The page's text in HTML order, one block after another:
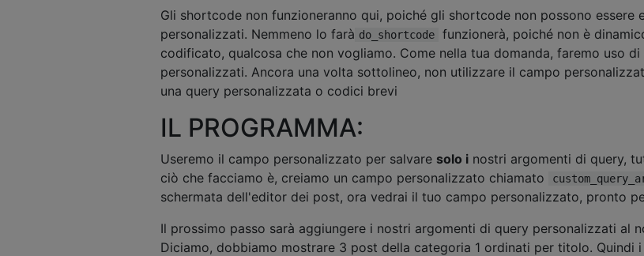
Gli shortcode non funzioneranno qui, poiché gli shortcode non possono essere
personalizzati. Nemmeno lo farà do_shortcode
funzionerà, poiché non è
codificato, qualcosa che non vogliamo. Come nella tua domanda, faremo uso di
personalizzati. Ancora una volta sottolineo, non utilizzare il campo
una query personalizzata o codici brevi
IL PROGRAMMA:
Useremo il campo personalizzato per salvare solo i nostri argomenti di query,
ciò che facciamo è, creiamo un campo personalizzato chiamato
schermata dell'editor dei post, ora vedrai il tuo campo personalizzato, pronto
Il prossimo passo sarà aggiungere i nostri argomenti di query personalizzati al
Diciamo, dobbiamo mostrare 3 post della categoria 1 ordinati per titolo. Quindi